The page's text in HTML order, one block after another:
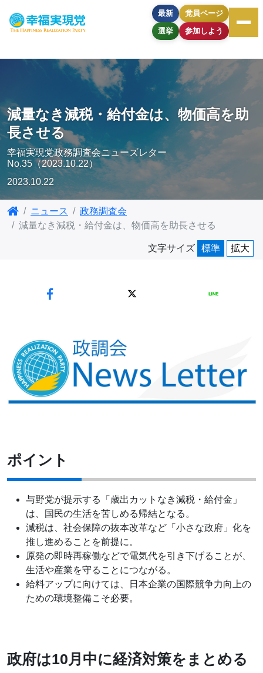
最新
選挙
党員ページ
参加しよう
減量なき減税・給付金は、物価高を助
長させる
幸福実現党政務調査会ニューズレター
No.35（2023.10.22）
2023.10.22
ニュース
政務調査会
減量なき減税・給付金は、物価高を助長させる
文字サイズ 標準 拡大
ポイント
与野党が提示する「歳出カットなき減税・給付金」
は、国民の生活を苦しめる帰結となる。
減税は、社会保障の抜本改革など「小さな政府」化を
推し進めることを前提に。
原発の即時再稼働などで電気代を引き下げることが、
生活や産業を守ることにつながる。
給料アップに向けては、日本企業の国際競争力向上の
ための環境整備こそ必要。
政府は10月中に経済対策をまとめる